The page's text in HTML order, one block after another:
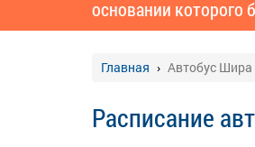
основании
Главная Автобус
Расписание